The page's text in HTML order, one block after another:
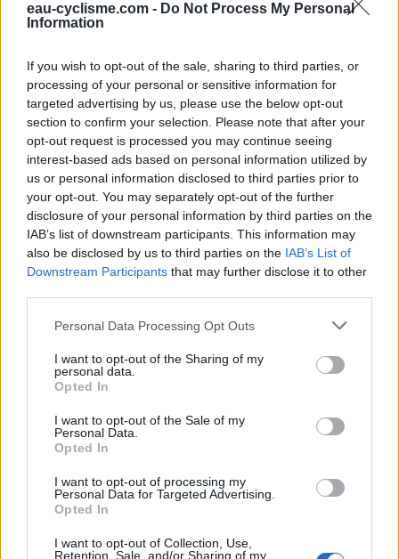
eau-cyclisme.com - Do Not Process My Personal
Information
If you wish to opt-out of the sale, sharing to third parties, or
processing of your personal or sensitive information for
targeted advertising by us, please use the below opt-out
section to confirm your selection. Please note that after your
opt-out request is processed you may continue seeing
interest-based ads based on personal information utilized by
us or personal information disclosed to third parties prior to
your opt-out. You may separately opt-out of the further
disclosure of your personal information by third parties on the
IAB’s list of downstream participants. This information may
also be disclosed by us to third parties on the IAB’s List of
Downstream Participants that may further disclose it to other
Personal Data Processing Opt Outs
I want to opt-out of the Sharing of my
personal data.
Opted In
I want to opt-out of the Sale of my
Personal Data.
Opted In
I want to opt-out of processing my
Personal Data for Targeted Advertising.
Opted In
I want to opt-out of Collection, Use,
Retention, Sale, and/or Sharing of my
Près de la boulangerie.
Repères visuels
Afficher la carte